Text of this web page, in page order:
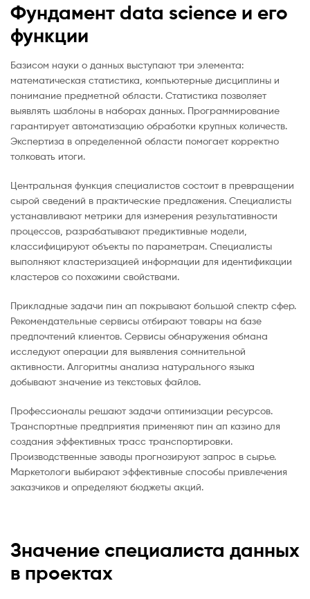
Фундамент data science и его
функции
Базисом науки о данных выступают три элемента:
математическая статистика, компьютерные дисциплины и
понимание предметной области. Статистика позволяет
выявлять шаблоны в наборах данных. Программирование
гарантирует автоматизацию обработки крупных количеств.
Экспертиза в определенной области помогает корректно
толковать итоги.
Центральная функция специалистов состоит в превращении
сырой сведений в практические предложения. Специалисты
устанавливают метрики для измерения результативности
процессов, разрабатывают предиктивные модели,
классифицируют объекты по параметрам. Специалисты
выполняют кластеризацией информации для идентификации
кластеров со похожими свойствами.
Прикладные задачи пин ап покрывают большой спектр сфер.
Рекомендательные сервисы отбирают товары на базе
предпочтений клиентов. Сервисы обнаружения обмана
исследуют операции для выявления сомнительной
активности. Алгоритмы анализа натурального языка
добывают значение из текстовых файлов.
Профессионалы решают задачи оптимизации ресурсов.
Транспортные предприятия применяют пин ап казино для
создания эффективных трасс транспортировки.
Производственные заводы прогнозируют запрос в сырье.
Маркетологи выбирают эффективные способы привлечения
заказчиков и определяют бюджеты акций.
Значение специалиста данных
в проектах